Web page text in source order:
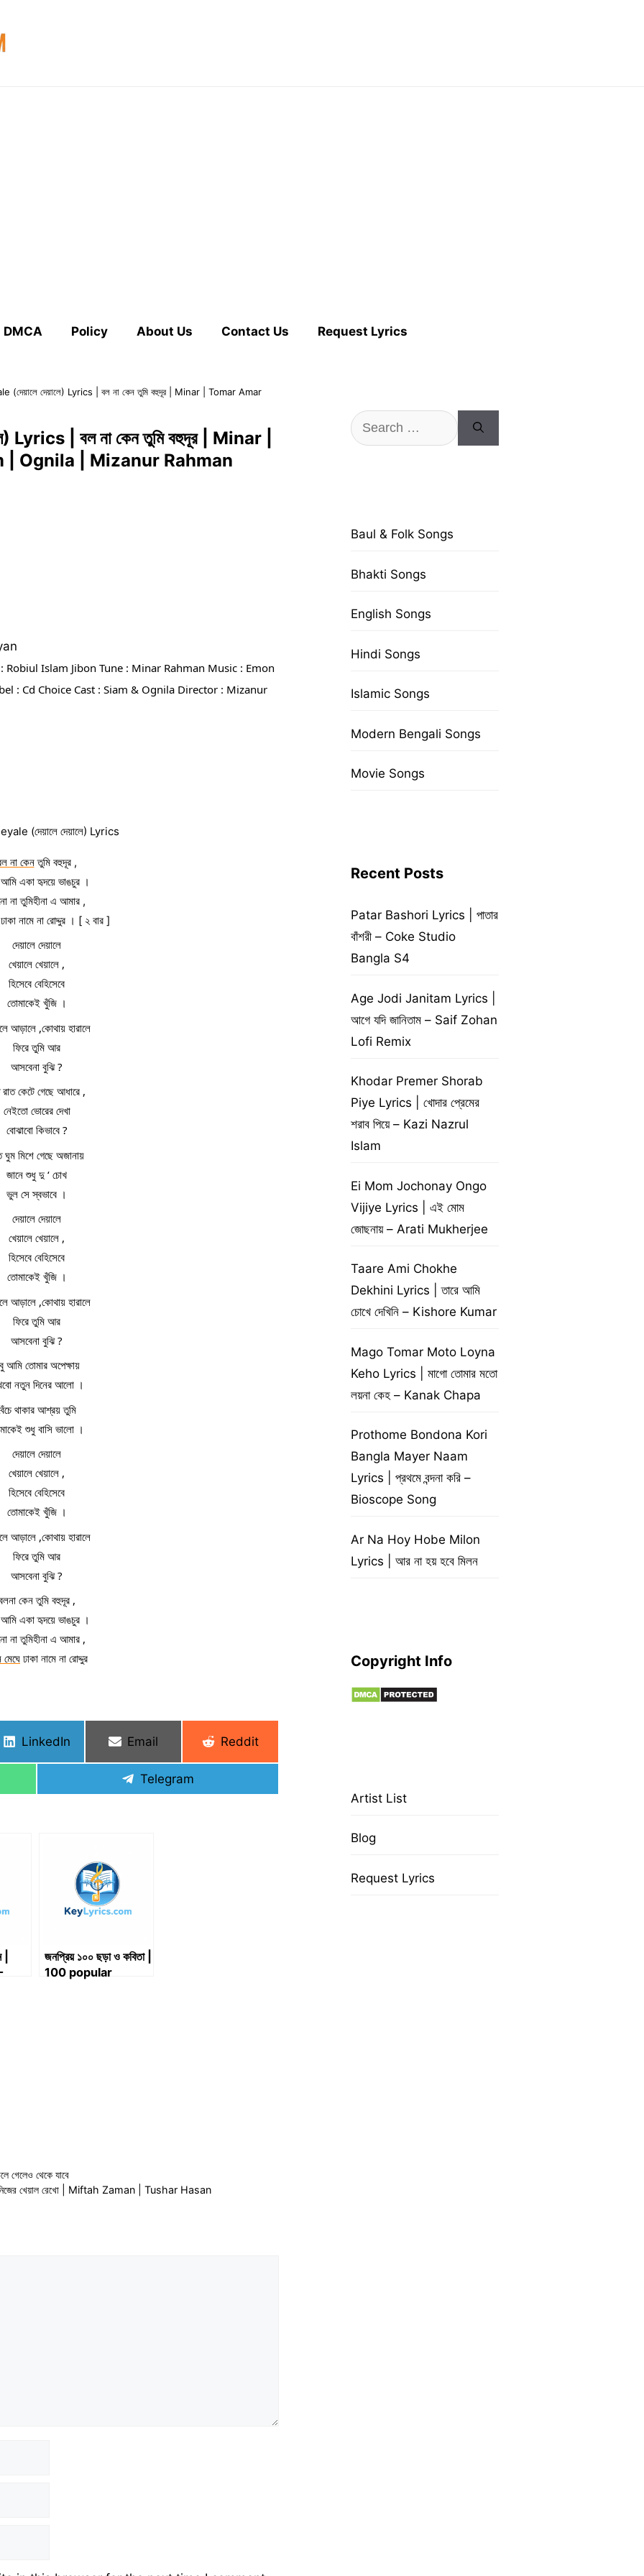
DMCA Policy About Us Contact Us Request Lyrics
(দেয়ালে দেয়ালে) Lyrics | বল না কেন তুমি বহুদূর | Minar | Tomar Amar
Lyrics | বল না কেন তুমি বহুদূর | Minar |
| Ognila | Mizanur Rahman
Islam Jibon Tune : Minar Rahman Music : Emon
: Cd Choice Cast : Siam & Ognila Director : Mizanur
(দেয়ালে দেয়ালে) Lyrics
না কেন তুমি বহুদূর ,
একা হৃদয়ে ভাঙচুর ।
না তুমিহীনা এ আমার ,
নামে না রোদ্দুর । [ ২ বার ]
দেয়ালে দেয়ালে
খেয়ালে খেয়ালে ,
হিসেবে বেহিসেবে
তোমাকেই খুঁজি ।
আড়ালে ,কোথায় হারালে
ফিরে তুমি আর
আসবেনা বুঝি ?
কেটে গেছে আধারে ,
নেইতো ভোরের দেখা
বোঝাবো কিভাবে ?
মিশে গেছে অজানায়
জানে শুধু দু ‘ চোখ
ভুল সে স্বভাবে ।
দেয়ালে দেয়ালে
খেয়ালে খেয়ালে ,
হিসেবে বেহিসেবে
তোমাকেই খুঁজি ।
আড়ালে ,কোথায় হারালে
ফিরে তুমি আর
আসবেনা বুঝি ?
আমি তোমার অপেক্ষায়
নতুন দিনের আলো ।
থাকার আশ্রয় তুমি
শুধু বাসি ভালো ।
দেয়ালে দেয়ালে
খেয়ালে খেয়ালে ,
হিসেবে বেহিসেবে
তোমাকেই খুঁজি ।
আড়ালে ,কোথায় হারালে
ফিরে তুমি আর
আসবেনা বুঝি ?
কেন তুমি বহুদূর ,
একা হৃদয়ে ভাঙচুর ।
না তুমিহীনা এ আমার ,
ঢাকা নামে না রোদ্দুর
Share
LinkedIn
Share
Email
Share
Reddit
Share
Telegram
জনপ্রিয় ১০০ ছড়া ও কবিতা |
100 popular
থেকে যাবে
খেয়াল রেখো | Miftah Zaman | Tushar Hasan
Search
for:
Baul & Folk Songs
Bhakti Songs
English Songs
Hindi Songs
Islamic Songs
Modern Bengali Songs
Movie Songs
Recent Posts
Patar Bashori Lyrics | পাতার
বাঁশরী – Coke Studio
Bangla S4
Age Jodi Janitam Lyrics |
আগে যদি জানিতাম – Saif Zohan
Lofi Remix
Khodar Premer Shorab
Piye Lyrics | খোদার প্রেমের
শরাব পিয়ে – Kazi Nazrul
Islam
Ei Mom Jochonay Ongo
Vijiye Lyrics | এই মোম
জোছনায় – Arati Mukherjee
Taare Ami Chokhe
Dekhini Lyrics | তারে আমি
চোখে দেখিনি – Kishore Kumar
Mago Tomar Moto Loyna
Keho Lyrics | মাগো তোমার মতো
লয়না কেহ – Kanak Chapa
Prothome Bondona Kori
Bangla Mayer Naam
Lyrics | প্রথমে বন্দনা করি –
Bioscope Song
Ar Na Hoy Hobe Milon
Lyrics | আর না হয় হবে মিলন
Copyright Info
Artist List
Blog
Request Lyrics